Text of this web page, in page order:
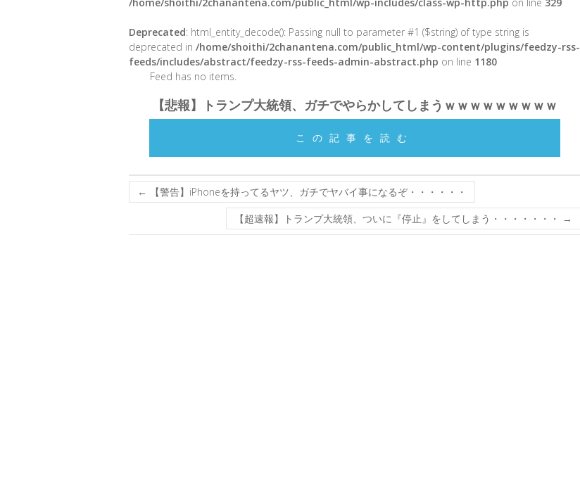
Deprecated: html_entity_decode(): Passing null to parameter #1 ($string) of type string is
deprecated in /home/shoithi/2chanantena.com/public_html/wp-content/plugins/feedzy-rss-
feeds/includes/abstract/feedzy-rss-feeds-admin-abstract.php on line 1180
Feed has no items.
【悲報】トランプ大統領、ガチでやらかしてしまうｗｗｗｗｗｗｗｗｗ
この記事を読む
←
【警告】iPhoneを持ってるヤツ、ガチでヤバイ事になるぞ・・・・・・
【超速報】トランプ大統領、ついに『停止』をしてしまう・・・・・・・
→